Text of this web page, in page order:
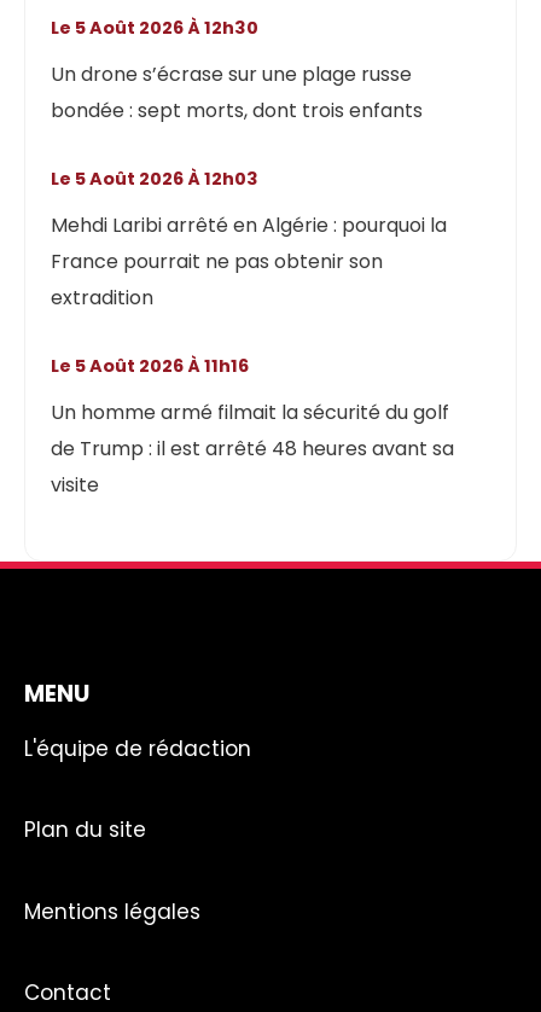
Un drone s’écrase sur une plage russe
bondée : sept morts, dont trois enfants
Le 5 Août 2026 À 12h30
Mehdi Laribi arrêté en Algérie : pourquoi la
France pourrait ne pas obtenir son
extradition
Le 5 Août 2026 À 12h03
Un homme armé filmait la sécurité du golf
de Trump : il est arrêté 48 heures avant sa
visite
Le 5 Août 2026 À 11h16
MENU
L'équipe de rédaction
Plan du site
Mentions légales
Contact